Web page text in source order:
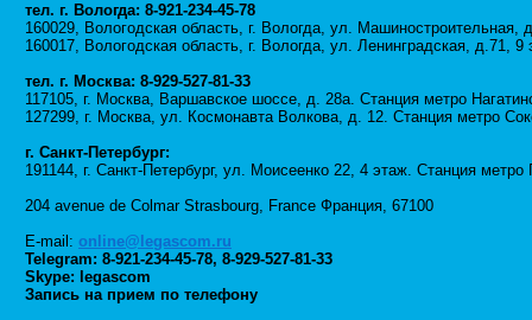
тел. г. Вологда: 8-921-234-45-78
160029, Вологодская область, г. Вологда, ул. Машиностроительная,
160017, Вологодская область, г. Вологда, ул. Ленинградская, д.71, 9
тел. г. Москва: 8-929-527-81-33
117105, г. Москва, Варшавское шоссе, д. 28а. Станция метро
127299, г. Москва, ул. Космонавта Волкова, д. 12. Станция метро
г. Санкт-Петербург:
191144, г. Санкт-Петербург, ул. Моисеенко 22, 4 этаж. Станция
204 avenue de Colmar Strasbourg, France Франция, 67100
E-mail: online@legascom.ru
Telegram: 8-921-234-45-78, 8-929-527-81-33
Skype: legascom
Запись на прием по телефону